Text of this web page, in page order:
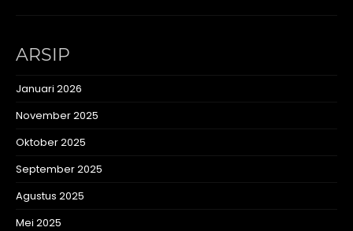
ARSIP
Januari 2026
November 2025
Oktober 2025
September 2025
Agustus 2025
Mei 2025